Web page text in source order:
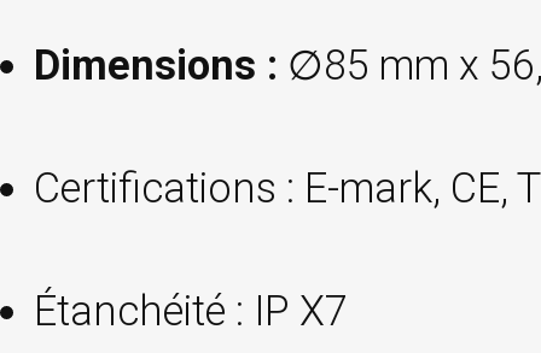
Dimensions : ∅85 mm x
Certifications : E-mark, CE,
Étanchéité : IP X7